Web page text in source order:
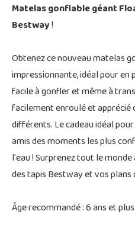
Matelas gonflable géant
Bestway!
Obtenez ce nouveau matelas
impressionnante, idéal pour
facile à gonfler et même à
facilement enroulé et
différents. Le cadeau idéal
amis des moments les plus
l'eau ! Surprenez tout le
des tapis Bestway et vos
Âge recommandé : 6 ans et plus.